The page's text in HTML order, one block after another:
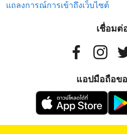
แถลงการณ์การเข้าถึงเว็บไซต์
เชื่อมต่
แอปมือถือข